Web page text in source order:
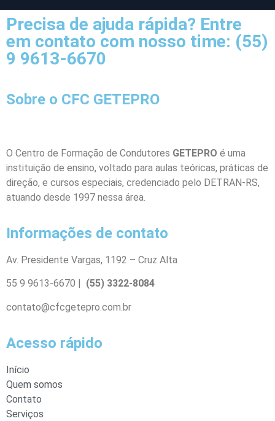
Precisa de ajuda rápida? Entre
em contato com nosso time: (55)
9 9613-6670
Sobre o CFC GETEPRO
O Centro de Formação de Condutores GETEPRO é uma
instituição de ensino, voltado para aulas teóricas, práticas de
direção, e cursos especiais, credenciado pelo DETRAN-RS,
atuando desde 1997 nessa área.
Informações de contato
Av. Presidente Vargas, 1192 – Cruz Alta
55 9 9613-6670 | (55) 3322-8084
contato@cfcgetepro.com.br
Acesso rápido
Início
Quem somos
Contato
Serviços